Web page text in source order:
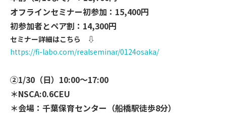
オフラインセミナー初参加：15,400円
初参加者とペア割：14,300円
セミナー詳細はこちら ⇩
https://fi-labo.com/realseminar/0124osaka/
②1/30（日）10:00～17:00
＊NSCA:0.6CEU
＊会場：千葉保育センター（船橋駅徒歩8分）